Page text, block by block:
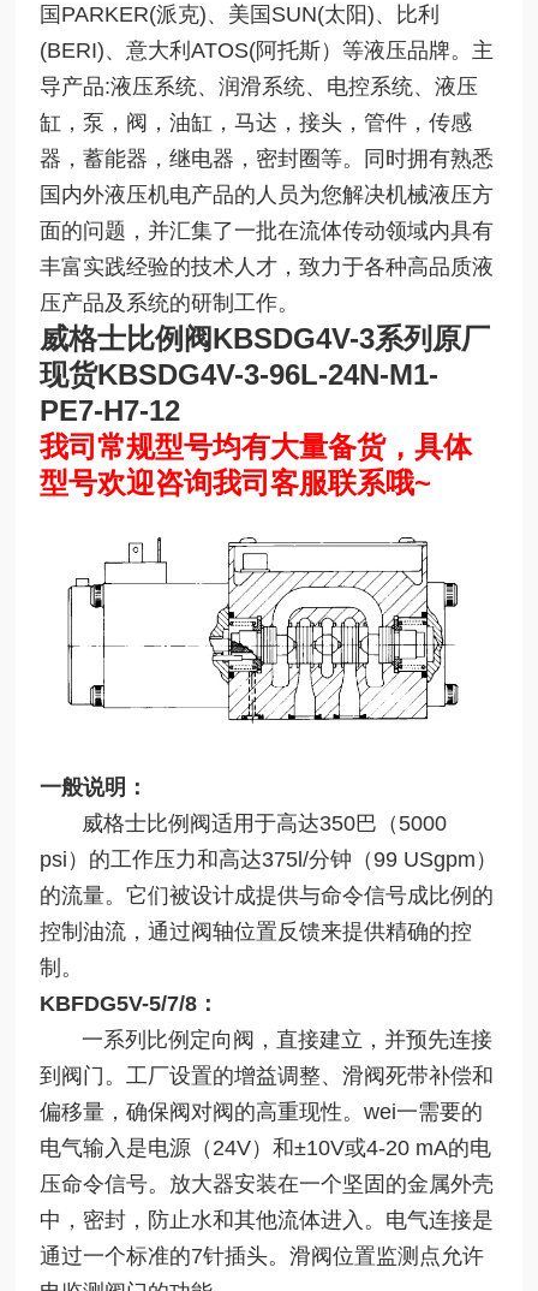
国PARKER(派克)、美国SUN(太阳)、比利
(BERI)、意大利ATOS(阿托斯）等液压品牌。主
导产品:液压系统、润滑系统、电控系统、液压
缸，泵，阀，油缸，马达，接头，管件，传感
器，蓄能器，继电器，密封圈等。同时拥有熟悉
国内外液压机电产品的人员为您解决机械液压方
面的问题，并汇集了一批在流体传动领域内具有
丰富实践经验的技术人才，致力于各种高品质液
压产品及系统的研制工作。
威格士比例阀KBSDG4V-3系列原厂
现货KBSDG4V-3-96L-24N-M1-
PE7-H7-12
我司常规型号均有大量备货，具体
型号欢迎咨询我司客服联系哦~
一般说明：
威格士比例阀适用于高达350巴（5000
psi）的工作压力和高达375l/分钟（99 USgpm）
的流量。它们被设计成提供与命令信号成比例的
控制油流，通过阀轴位置反馈来提供精确的控
制。
KBFDG5V-5/7/8：
一系列比例定向阀，直接建立，并预先连接
到阀门。工厂设置的增益调整、滑阀死带补偿和
偏移量，确保阀对阀的高重现性。wei一需要的
电气输入是电源（24V）和±10V或4-20 mA的电
压命令信号。放大器安装在一个坚固的金属外壳
中，密封，防止水和其他流体进入。电气连接是
通过一个标准的7针插头。滑阀位置监测点允许